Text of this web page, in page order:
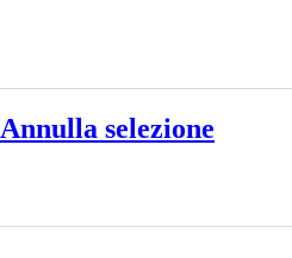
Annulla selezione